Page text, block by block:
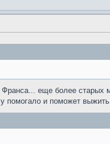
еще более старых
помогало и поможет